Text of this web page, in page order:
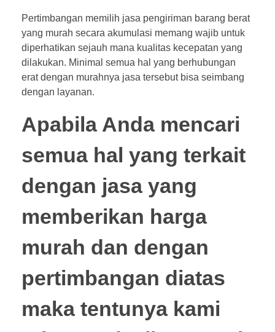
Pertimbangan memilih jasa pengiriman barang berat
yang murah secara akumulasi memang wajib untuk
diperhatikan sejauh mana kualitas kecepatan yang
dilakukan. Minimal semua hal yang berhubungan
erat dengan murahnya jasa tersebut bisa seimbang
dengan layanan.
Apabila Anda mencari
semua hal yang terkait
dengan jasa yang
memberikan harga
murah dan dengan
pertimbangan diatas
maka tentunya kami